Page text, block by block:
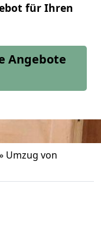
für Ihren
Angebote
Umzug von